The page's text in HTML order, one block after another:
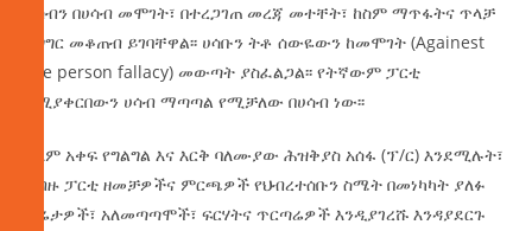
ሀሳብን በሀሳብ መሞገት፣ በተረጋገጠ መረጃ መተቸት፣ ከስም ማጥፋትና ጥላቻ
ንግግር መቆጠብ ይገባቸዋል፡፡ ሀሳቡን ትቶ ሰውዬውን ከመሞገት (Againest
the person fallacy) መውጣት ያስፈልጋል፡፡ የትኛውም ፓርቲ
የሚያቀርበውን ሀሳብ ማጣጣል የሚቻለው በሀሳብ ነው፡፡
ዓለም አቀፍ የግልግል እና እርቅ ባለሙያው ሕዝቅያስ አሰፋ (ፕ/ር) እንደሚሉት፣
የብዙ ፓርቲ ዘመቻዎችና ምርጫዎች የህብረተሰቡን ስሜት በመነካካት ያለፉ
ቅሬታዎች፣ አለመጣጣሞች፣ ፍርሃትና ጥርጣሬዎች እንዲያገረሹ እንዳያደርጉ